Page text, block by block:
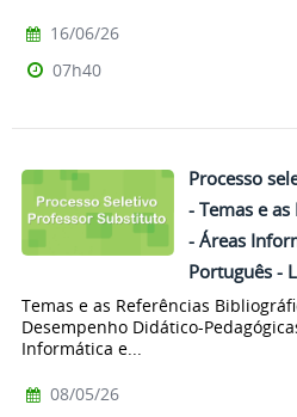
16/06/26
07h40
Processo
- Temas e
- Áreas
Português -
Temas e as Referências
Desempenho Didático-
Informática e...
08/05/26